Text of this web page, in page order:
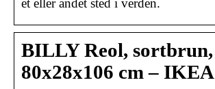
et eller andet sted i verden.
BILLY Reol, sortbrun,
80x28x106 cm – IKEA